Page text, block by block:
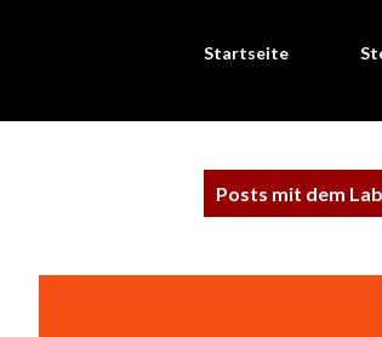
Startseite
s
Posts mit dem